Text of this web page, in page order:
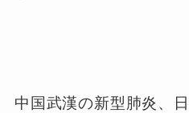
中国武漢の新型肺炎、